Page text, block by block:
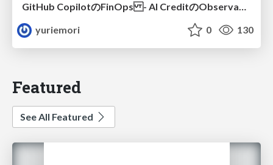
GitHub CopilotのFinOps - AI CreditのObservabilityと価値を生むためのエージェント設計
yuriemori
0 130
Featured
See All Featured